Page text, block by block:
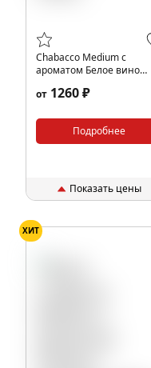
Chabacco Medium с
ароматом Белое вино
от 1260 ₽
Подробнее
Показать цены
ХИТ